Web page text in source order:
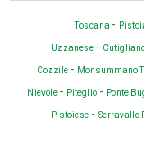
Toscana -
Uzzanese -
Cozzile - Monsummano
Nievole - Piteglio - Ponte
Pistoiese - Serravalle